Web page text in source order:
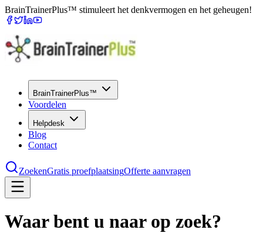
BrainTrainerPlus™ stimuleert het denkvermogen en het geheugen!
BrainTrainerPlus™
Voordelen
Helpdesk
Blog
Contact
ZoekenGratis proefplaatsingOfferte aanvragen
Waar bent u naar op zoek?